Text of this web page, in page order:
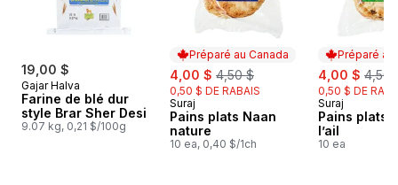
19,00 $
Gajar Halva
Farine de blé dur
style Brar Sher Desi
9.07 kg, 0,21 $/100g
Préparé au Canada
sale:
4,00 $ , formerly:
4,50 $
0,50 $ DE RABAIS
Préparé au Canada
Suraj
Pains plats Naan
nature
10 ea, 0,40 $/1ch
Préparé au
sale:
4,00 $ ,
4,50
0,50 $ DE
Préparé au
Suraj
Pains plats
l’ail
10 ea